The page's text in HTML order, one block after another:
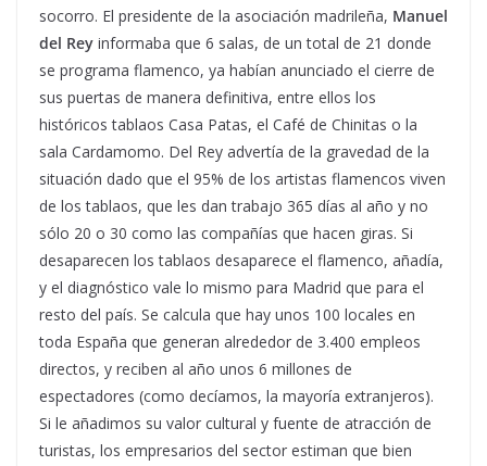
socorro. El presidente de la asociación madrileña, Manuel
del Rey informaba que 6 salas, de un total de 21 donde
se programa flamenco, ya habían anunciado el cierre de
sus puertas de manera definitiva, entre ellos los
históricos tablaos Casa Patas, el Café de Chinitas o la
sala Cardamomo. Del Rey advertía de la gravedad de la
situación dado que el 95% de los artistas flamencos viven
de los tablaos, que les dan trabajo 365 días al año y no
sólo 20 o 30 como las compañías que hacen giras. Si
desaparecen los tablaos desaparece el flamenco, añadía,
y el diagnóstico vale lo mismo para Madrid que para el
resto del país. Se calcula que hay unos 100 locales en
toda España que generan alrededor de 3.400 empleos
directos, y reciben al año unos 6 millones de
espectadores (como decíamos, la mayoría extranjeros).
Si le añadimos su valor cultural y fuente de atracción de
turistas, los empresarios del sector estiman que bien